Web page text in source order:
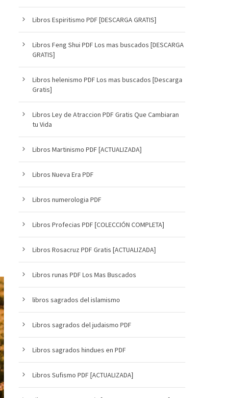
Libros Espiritismo PDF [DESCARGA GRATIS]
Libros Feng Shui PDF Los mas buscados [DESCARGA
GRATIS]
Libros helenismo PDF Los mas buscados [Descarga
Gratis]
Libros Ley de Atraccion PDF Gratis Que Cambiaran
tu Vida
Libros Martinismo PDF [ACTUALIZADA]
Libros Nueva Era PDF
Libros numerologia PDF
Libros Profecias PDF [COLECCIÓN COMPLETA]
Libros Rosacruz PDF Gratis [ACTUALIZADA]
Libros runas PDF Los Mas Buscados
libros sagrados del islamismo
Libros sagrados del judaismo PDF
Libros sagrados hindues en PDF
Libros Sufismo PDF [ACTUALIZADA]